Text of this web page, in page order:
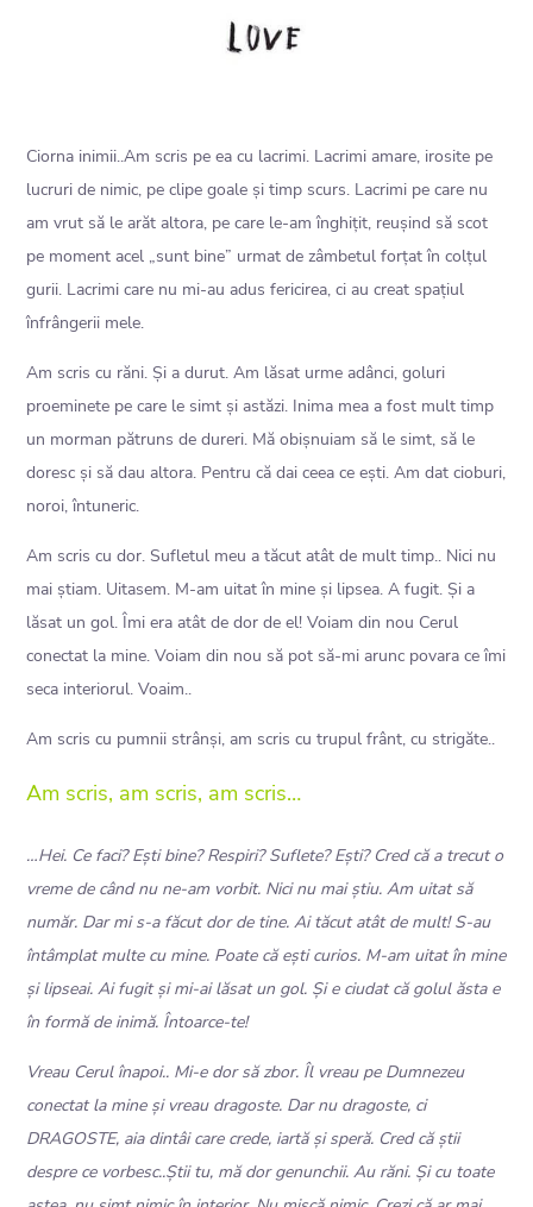
Ciorna inimii..Am scris pe ea cu lacrimi. Lacrimi amare, irosite pe
lucruri de nimic, pe clipe goale și timp scurs. Lacrimi pe care nu
am vrut să le arăt altora, pe care le-am înghițit, reușind să scot
pe moment acel „sunt bine” urmat de zâmbetul forțat în colțul
gurii. Lacrimi care nu mi-au adus fericirea, ci au creat spațiul
înfrângerii mele.
Am scris cu răni. Și a durut. Am lăsat urme adânci, goluri
proeminete pe care le simt și astăzi. Inima mea a fost mult timp
un morman pătruns de dureri. Mă obișnuiam să le simt, să le
doresc și să dau altora. Pentru că dai ceea ce ești. Am dat cioburi,
noroi, întuneric.
Am scris cu dor. Sufletul meu a tăcut atât de mult timp.. Nici nu
mai știam. Uitasem. M-am uitat în mine și lipsea. A fugit. Și a
lăsat un gol. Îmi era atât de dor de el! Voiam din nou Cerul
conectat la mine. Voiam din nou să pot să-mi arunc povara ce îmi
seca interiorul. Voaim..
Am scris cu pumnii strânși, am scris cu trupul frânt, cu strigăte..
Am scris, am scris, am scris…
…Hei. Ce faci? Ești bine? Respiri? Suflete? Ești? Cred că a trecut o
vreme de când nu ne-am vorbit. Nici nu mai știu. Am uitat să
număr. Dar mi s-a făcut dor de tine. Ai tăcut atât de mult! S-au
întâmplat multe cu mine. Poate că ești curios. M-am uitat în mine
și lipseai. Ai fugit și mi-ai lăsat un gol. Și e ciudat că golul ăsta e
în formă de inimă. Întoarce-te!
Vreau Cerul înapoi.. Mi-e dor să zbor. Îl vreau pe Dumnezeu
conectat la mine și vreau dragoste. Dar nu dragoste, ci
DRAGOSTE, aia dintâi care crede, iartă și speră. Cred că știi
despre ce vorbesc..Știi tu, mă dor genunchii. Au răni. Și cu toate